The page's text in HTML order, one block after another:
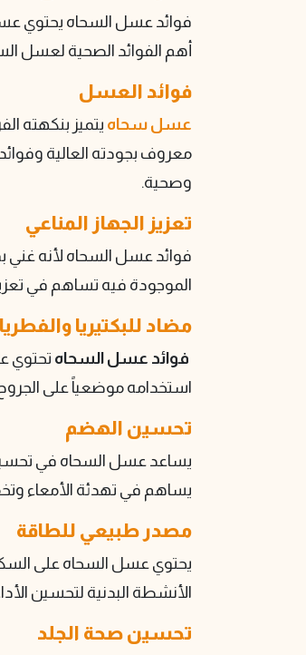
فوائد عسل السحاه يحتوي عسل
أهم الفوائد الصحية لعسل
فوائد العسل
عسل سحاه يتميز بنكهته
معروف بجودته العالية
وصحية.
تعزيز الجهاز المناعي
فوائد عسل السحاه لأنه غني
الموجودة فيه تساهم في تعزيز
مضاد للبكتيريا
فوائد عسل السحاه تحتوي
استخدامه موضعياً على الجروح
تحسين الهضم
يساعد عسل السحاه في تحسين
يساهم في تهدئة الأمعاء
مصدر طبيعي للطاقة
يحتوي عسل السحاه على
الأنشطة البدنية لتحسين
تحسين صحة الجلد